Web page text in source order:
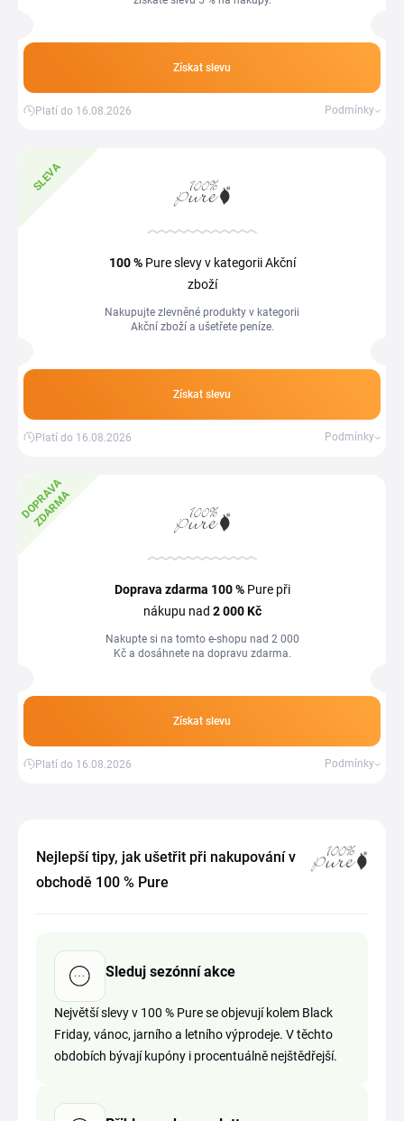
Získat slevu
Platí do 16.08.2026 Podmínky
SLEVA
100 %Pure slevy v kategorii Akční
zboží
Nakupujte zlevněné produkty v kategorii
Akční zboží a ušetřete peníze.
Získat slevu
Platí do 16.08.2026 Podmínky
D
O
P
R
A
V
A
Z
D
A
R
M
A
Doprava zdarma 100 %Pure při
nákupu nad 2000 Kč
Nakupte si na tomto e-shopu nad 2 000
Kč a dosáhnete na dopravu zdarma.
Získat slevu
Platí do 16.08.2026 Podmínky
Nejlepší tipy, jak ušetřit při nakupování v
obchodě 100 % Pure
Sleduj sezónní akce
Největší slevy v 100 % Pure se objevují kolem Black
Friday, vánoc, jarního a letního výprodeje. V těchto
obdobích bývají kupóny i procentuálně nejštědřejší.